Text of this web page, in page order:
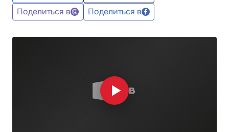
Поделиться в
Поделиться в